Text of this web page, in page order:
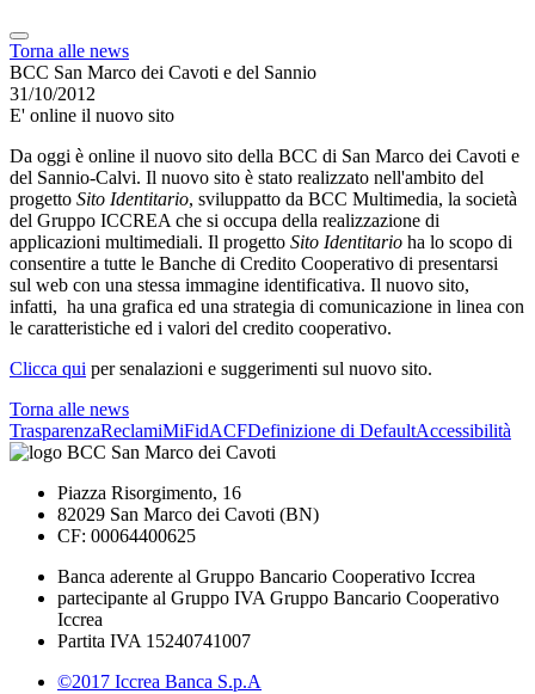
Torna alle news
BCC San Marco dei Cavoti e del Sannio
31/10/2012
E' online il nuovo sito
Da oggi è online il nuovo sito della BCC di San Marco dei Cavoti e
del Sannio-Calvi. Il nuovo sito è stato realizzato nell'ambito del
progetto Sito Identitario, sviluppatto da BCC Multimedia, la società
del Gruppo ICCREA che si occupa della realizzazione di
applicazioni multimediali. Il progetto Sito Identitario ha lo scopo di
consentire a tutte le Banche di Credito Cooperativo di presentarsi
sul web con una stessa immagine identificativa. Il nuovo sito,
infatti, ha una grafica ed una strategia di comunicazione in linea con
le caratteristiche ed i valori del credito cooperativo.
Clicca qui per senalazioni e suggerimenti sul nuovo sito.
Torna alle news
TrasparenzaReclamiMiFidACFDefinizione di DefaultAccessibilità
Piazza Risorgimento, 16
82029 San Marco dei Cavoti (BN)
CF: 00064400625
Banca aderente al Gruppo Bancario Cooperativo Iccrea
partecipante al Gruppo IVA Gruppo Bancario Cooperativo
Iccrea
Partita IVA 15240741007
©2017 Iccrea Banca S.p.A